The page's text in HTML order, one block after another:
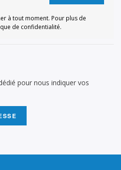
à tout moment. Pour plus de
de confidentialité.
pour nous indiquer vos